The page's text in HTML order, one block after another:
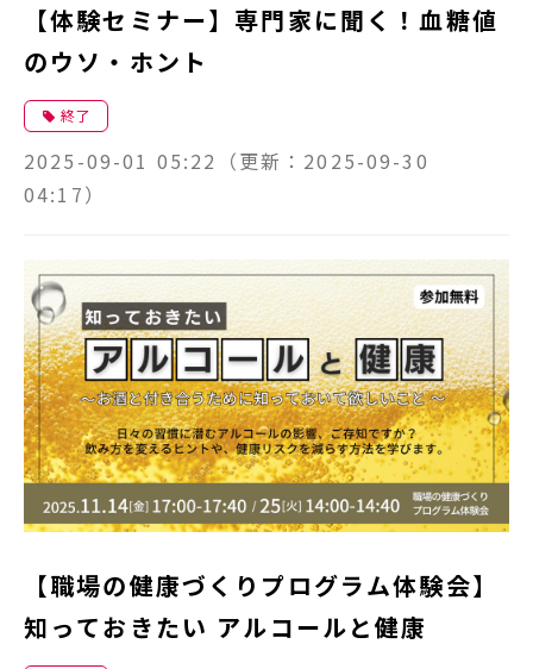
【体験セミナー】専門家に聞く！血糖値
のウソ・ホント
終了
2025-09-01 05:22 （更新： 2025-09-30
04:17）
【職場の健康づくりプログラム体験会】
知っておきたい アルコールと健康